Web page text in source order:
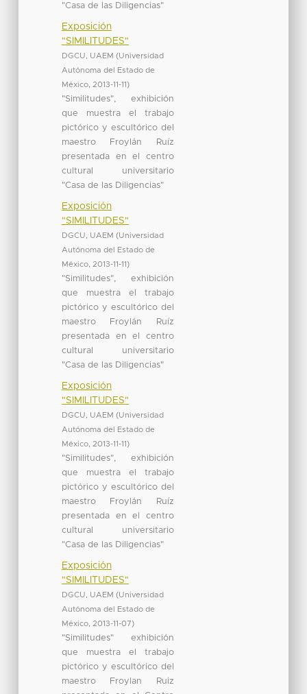
"Casa de las Diligencias"
Exposición
"SIMILITUDES"
DGCU, UAEM (Universidad
Autónoma del Estado de
México, 2013-11-11)
"Similitudes", exhibición
que muestra el trabajo
pictórico y escultórico del
maestro Froylán Ruíz
presentada en el centro
cultural universitario
"Casa de las Diligencias"
Exposición
"SIMILITUDES"
DGCU, UAEM (Universidad
Autónoma del Estado de
México, 2013-11-11)
"Similitudes", exhibición
que muestra el trabajo
pictórico y escultórico del
maestro Froylán Ruíz
presentada en el centro
cultural universitario
"Casa de las Diligencias"
Exposición
"SIMILITUDES"
DGCU, UAEM (Universidad
Autónoma del Estado de
México, 2013-11-11)
"Similitudes", exhibición
que muestra el trabajo
pictórico y escultórico del
maestro Froylán Ruíz
presentada en el centro
cultural universitario
"Casa de las Diligencias"
Exposición
"SIMILITUDES"
DGCU, UAEM (Universidad
Autónoma del Estado de
México, 2013-11-07)
"Similitudes" exhibición
que muestra el trabajo
pictórico y escultórico del
maestro Froylan Ruiz